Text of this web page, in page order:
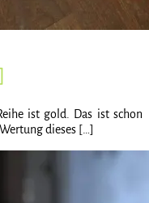
ist gold. Das ist schon
dieses […]